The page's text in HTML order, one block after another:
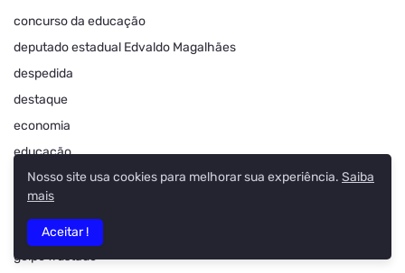
concurso da educação
deputado estadual Edvaldo Magalhães
despedida
destaque
economia
educação
ensinamento
fatalidade
futebol
golpe frustado
Nosso site usa cookies para melhorar sua experiência. Saiba
mais
Aceitar !